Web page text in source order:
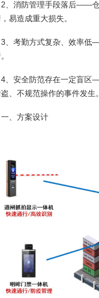
消防管理手段落后——仓库
易造成重大损失。
考勤方式复杂、效率低——
安全防范存在一定盲区——
、不规范操作的事件发生。
方案设计